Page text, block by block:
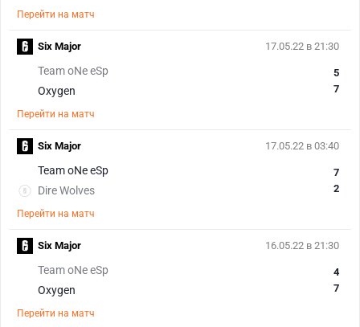
Перейти на матч
17.05.22 в 21:30
Team oNe eSp
Oxygen
5
7
Перейти на матч
Six Major
17.05.22 в 03:40
Team oNe eSp
Dire Wolves
7
2
Перейти на матч
Six Major
16.05.22 в 21:30
Team oNe eSp
Oxygen
4
7
Перейти на матч
Six Major